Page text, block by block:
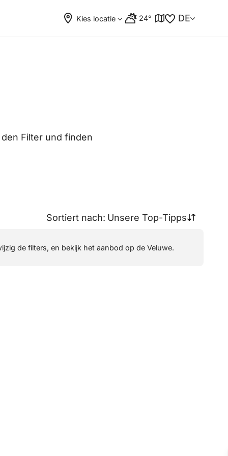
Kies locatie 24° DE
Filter und finden
Sortiert nach: Unsere Top-Tipps
de filters, en bekijk het aanbod op de Veluwe.